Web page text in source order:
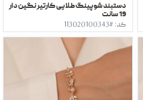
دستبند شوپینگ طلایی کارتیر نگین دار
19 سانت
کد: #113020100343